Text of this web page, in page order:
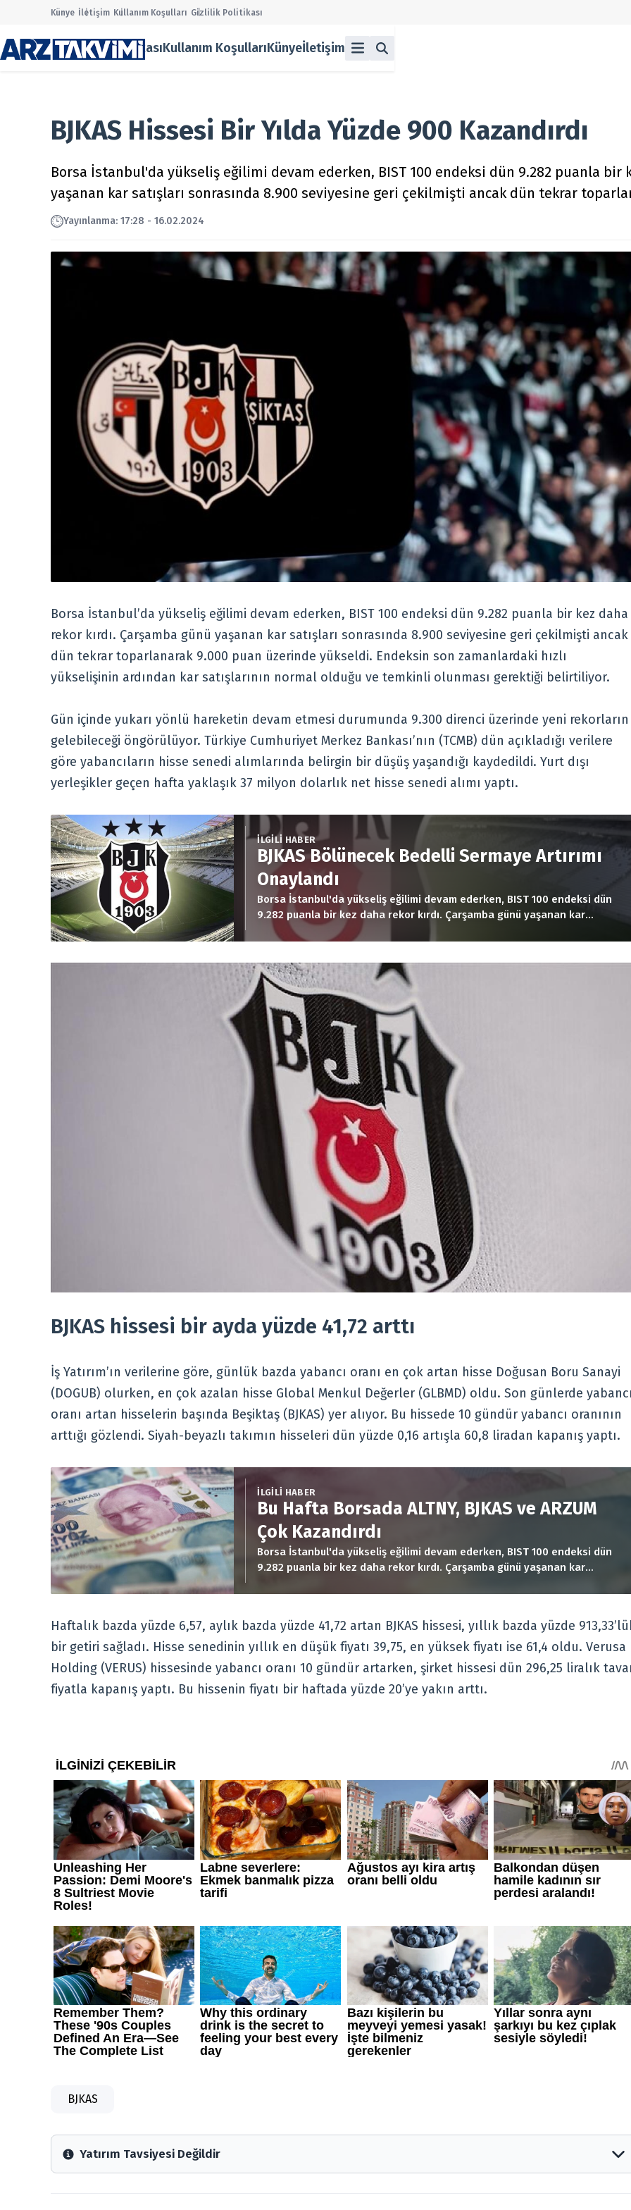
Main Menü
Borsa
Ekonomi
Temettü
Şirket Haberleri
Kullanım Koşulları
Künye
İletişim
Künye İletişim Kullanım Koşulları Gizlilik Politikası
Gizlilik PolitikasıKullanım KoşullarıKünyeİletişim
BJKAS Hissesi Bir Yılda Yüzde 900 Kazandırdı
Borsa İstanbul'da yükseliş eğilimi devam ederken, BIST 100 endeksi dün 9.282 puanla bir
yaşanan kar satışları sonrasında 8.900 seviyesine geri çekilmişti ancak dün tekrar
Yayınlanma: 17:28 - 16.02.2024
Borsa İstanbul’da yükseliş eğilimi devam ederken, BIST 100 endeksi dün 9.282 puanla bir kez daha
rekor kırdı. Çarşamba günü yaşanan kar satışları sonrasında 8.900 seviyesine geri çekilmişti ancak
dün tekrar toparlanarak 9.000 puan üzerinde yükseldi. Endeksin son zamanlardaki hızlı
yükselişinin ardından kar satışlarının normal olduğu ve temkinli olunması gerektiği belirtiliyor.
Gün içinde yukarı yönlü hareketin devam etmesi durumunda 9.300 direnci üzerinde yeni rekorların
gelebileceği öngörülüyor. Türkiye Cumhuriyet Merkez Bankası’nın (TCMB) dün açıkladığı verilere
göre yabancıların hisse senedi alımlarında belirgin bir düşüş yaşandığı kaydedildi. Yurt dışı
yerleşikler geçen hafta yaklaşık 37 milyon dolarlık net hisse senedi alımı yaptı.
İLGİLİ HABER
BJKAS Bölünecek Bedelli Sermaye Artırımı
Onaylandı
Borsa İstanbul'da yükseliş eğilimi devam ederken, BIST 100 endeksi dün
9.282 puanla bir kez daha rekor kırdı. Çarşamba günü yaşanan kar
satışları sonrasında 8.900 seviyesine geri çekilmişti ancak dün tekrar
toparlanarak 9.000 puan üzerinde yükseldi.
BJKAS hissesi bir ayda yüzde 41,72 arttı
İş Yatırım’ın verilerine göre, günlük bazda yabancı oranı en çok artan hisse Doğusan Boru Sanayi
(DOGUB) olurken, en çok azalan hisse Global Menkul Değerler (GLBMD) oldu. Son günlerde
oranı artan hisselerin başında Beşiktaş (BJKAS) yer alıyor. Bu hissede 10 gündür yabancı oranının
arttığı gözlendi. Siyah-beyazlı takımın hisseleri dün yüzde 0,16 artışla 60,8 liradan kapanış yaptı.
İLGİLİ HABER
Bu Hafta Borsada ALTNY, BJKAS ve ARZUM
Çok Kazandırdı
Borsa İstanbul'da yükseliş eğilimi devam ederken, BIST 100 endeksi dün
9.282 puanla bir kez daha rekor kırdı. Çarşamba günü yaşanan kar
toparlanarak 9.000 puan üzerinde yükseldi.
Haftalık bazda yüzde 6,57, aylık bazda yüzde 41,72 artan BJKAS hissesi, yıllık bazda yüzde
bir getiri sağladı. Hisse senedinin yıllık en düşük fiyatı 39,75, en yüksek fiyatı ise 61,4 oldu. Verusa
Holding (VERUS) hissesinde yabancı oranı 10 gündür artarken, şirket hissesi dün 296,25 liralık
fiyatla kapanış yaptı. Bu hissenin fiyatı bir haftada yüzde 20’ye yakın arttı.
BJKAS
Yatırım Tavsiyesi Değildir